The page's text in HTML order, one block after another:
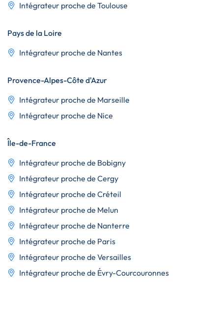
Intégrateur proche de Toulouse
Pays de la Loire
Intégrateur proche de Nantes
Provence-Alpes-Côte d'Azur
Intégrateur proche de Marseille
Intégrateur proche de Nice
Île-de-France
Intégrateur proche de Bobigny
Intégrateur proche de Cergy
Intégrateur proche de Créteil
Intégrateur proche de Melun
Intégrateur proche de Nanterre
Intégrateur proche de Paris
Intégrateur proche de Versailles
Intégrateur proche de Évry-Courcouronnes